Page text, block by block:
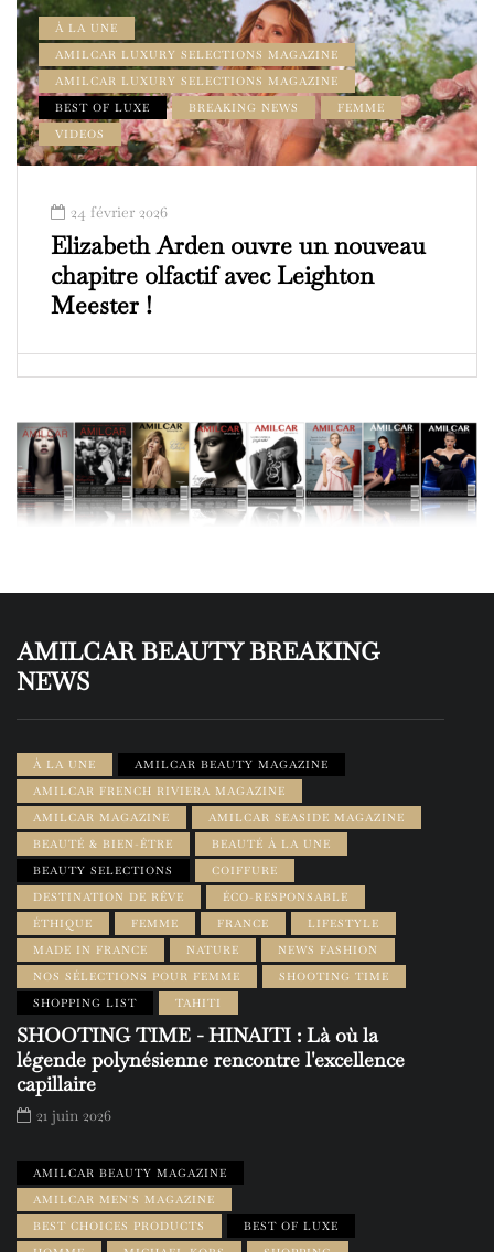
À LA UNE
AMILCAR LUXURY SELECTIONS MAGAZINE
AMILCAR LUXURY SELECTIONS MAGAZINE
BEST OF LUXE
BREAKING NEWS
FEMME
VIDEOS
24 février 2026
Elizabeth Arden ouvre un nouveau
chapitre olfactif avec Leighton
Meester !
AMILCAR BEAUTY BREAKING
NEWS
À LA UNE
AMILCAR BEAUTY MAGAZINE
AMILCAR FRENCH RIVIERA MAGAZINE
AMILCAR MAGAZINE
AMILCAR SEASIDE MAGAZINE
BEAUTÉ & BIEN-ÊTRE
BEAUTÉ À LA UNE
BEAUTY SELECTIONS
COIFFURE
DESTINATION DE RÊVE
ÉCO-RESPONSABLE
ÉTHIQUE
FEMME FRANCE
LIFESTYLE
MADE IN FRANCE
NATURE
NEWS FASHION
NOS SÉLECTIONS POUR FEMME
SHOOTING TIME
SHOPPING LIST
TAHITI
SHOOTING TIME - HINAITI : Là où la
légende polynésienne rencontre l'excellence
capillaire
21 juin 2026
AMILCAR BEAUTY MAGAZINE
AMILCAR MEN'S MAGAZINE
BEST CHOICES PRODUCTS
BEST OF LUXE